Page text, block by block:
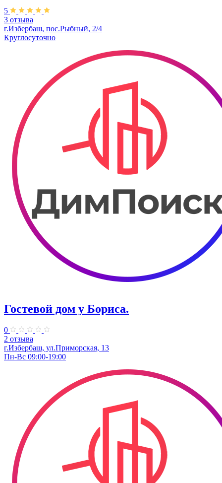
5
3 отзыва
г.Избербаш, пос.Рыбный, 2/4
Круглосуточно
Гостевой дом у Бориса.
0
2 отзыва
г.Избербаш, ул.Приморская, 13
Пн-Вс 09:00-19:00